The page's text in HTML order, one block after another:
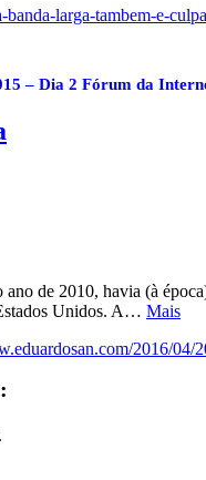
larga-tambem-e-
– Dia 2 Fórum da
de 2010, havia (à
Unidos. A… Mais
2016/04/